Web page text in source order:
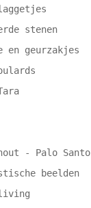
stenen
en geurzakjes
- Palo Santo
beelden
living